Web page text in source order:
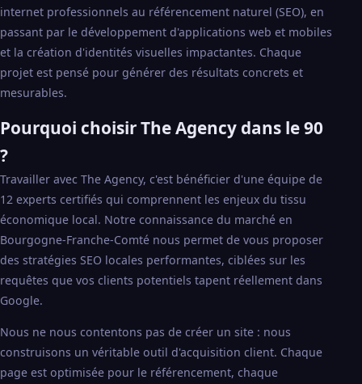
internet professionnels au référencement naturel (SEO), en
passant par le développement d'applications web et mobiles
et la création d'identités visuelles impactantes. Chaque
projet est pensé pour générer des résultats concrets et
mesurables.
Pourquoi choisir The Agency dans le 90
?
Travailler avec The Agency, c'est bénéficier d'une équipe de
12 experts certifiés qui comprennent les enjeux du tissu
économique local. Notre connaissance du marché en
Bourgogne-Franche-Comté nous permet de vous proposer
des stratégies SEO locales performantes, ciblées sur les
requêtes que vos clients potentiels tapent réellement dans
Google.
Nous ne nous contentons pas de créer un site : nous
construisons un véritable outil d'acquisition client. Chaque
page est optimisée pour le référencement, chaque